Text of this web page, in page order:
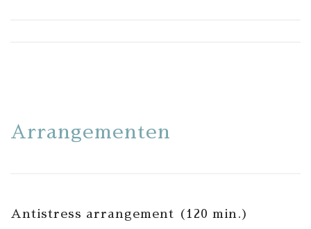
Arrangementen
Antistress arrangement (120 min.)